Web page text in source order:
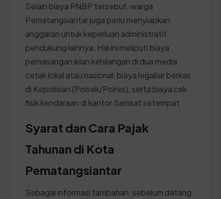
Selain biaya PNBP tersebut, warga
Pematangsiantar juga perlu menyiapkan
anggaran untuk keperluan administratif
pendukung lainnya. Hal ini meliputi biaya
pemasangan iklan kehilangan di dua media
cetak lokal atau nasional, biaya legalisir berkas
di Kepolisian (Polsek/Polres), serta biaya cek
fisik kendaraan di kantor Samsat setempat.
Syarat dan Cara Pajak
Tahunan di Kota
Pematangsiantar
Sebagai informasi tambahan, sebelum datang